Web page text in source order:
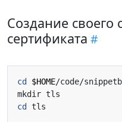
Создание
сертификата
cd $HOME
cd